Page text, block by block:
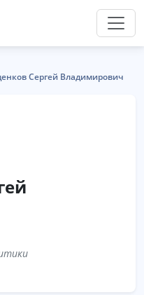
Сергей Владимирович